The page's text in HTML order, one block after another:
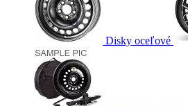
Disky oceľové